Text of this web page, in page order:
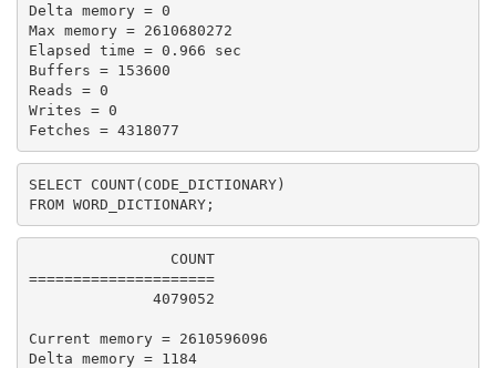
Delta memory = 0
Max memory = 2610680272
Elapsed time = 0.966 sec
Buffers = 153600
Reads = 0
Writes = 0
Fetches = 4318077
SELECT COUNT
FROM WORD_DICTIONARY;
=====================
Current memory = 2610596096
Delta memory = 1184